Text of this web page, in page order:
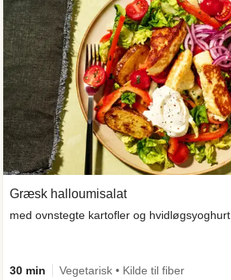
Græsk halloumisalat
med ovnstegte kartofler og hvidløgsyoghurt
30 min Vegetarisk • Kilde til fiber